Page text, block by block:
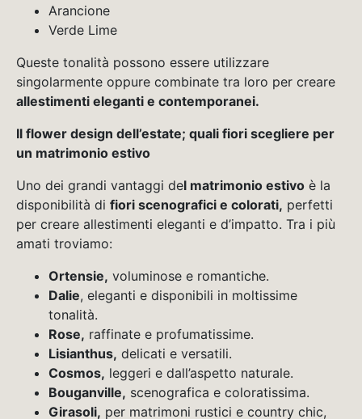
Arancione
Verde Lime
Queste tonalità possono essere utilizzare
singolarmente oppure combinate tra loro per creare
allestimenti eleganti e contemporanei.
Il flower design dell’estate; quali fiori scegliere per
un matrimonio estivo
Uno dei grandi vantaggi del matrimonio estivo è la
disponibilità di fiori scenografici e colorati, perfetti
per creare allestimenti eleganti e d’impatto. Tra i più
amati troviamo:
Ortensie, voluminose e romantiche.
Dalie, eleganti e disponibili in moltissime
tonalità.
Rose, raffinate e profumatissime.
Lisianthus, delicati e versatili.
Cosmos, leggeri e dall’aspetto naturale.
Bouganville, scenografica e coloratissima.
Girasoli, per matrimoni rustici e country chic,